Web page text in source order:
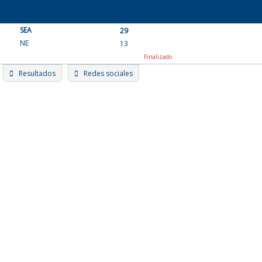
content
SEA
29
NE
13
Finalizado
Resultados Redes sociales